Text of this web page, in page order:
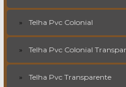
Telha Pvc Colonial
Telha Pvc Colonial
Telha Pvc Transparente